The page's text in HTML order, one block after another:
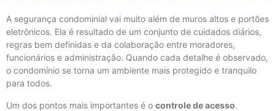
A segurança condominial vai muito além de muros altos e portões
eletrônicos. Ela é resultado de um conjunto de cuidados diários,
regras bem definidas e da colaboração entre moradores,
funcionários e administração. Quando cada detalhe é observado,
o condomínio se torna um ambiente mais protegido e tranquilo
para todos.
Um dos pontos mais importantes é o controle de acesso.